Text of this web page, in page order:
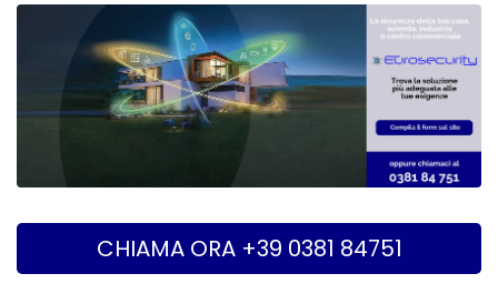
CHIAMA ORA +39 0381 84751